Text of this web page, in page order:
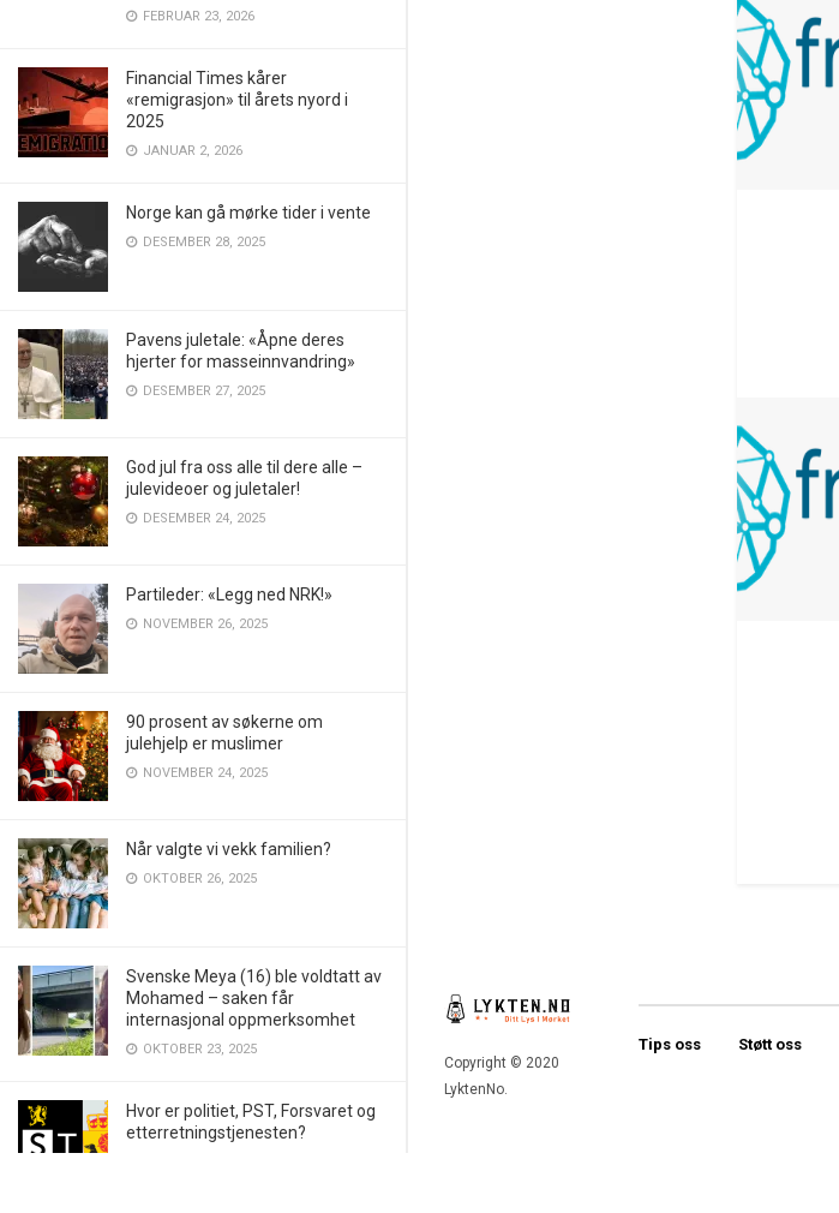
FEBRUAR 23, 2026
Financial Times kårer
«remigrasjon» til årets nyord i
2025
JANUAR 2, 2026
Norge kan gå mørke tider i vente
DESEMBER 28, 2025
Pavens juletale: «Åpne deres
hjerter for masseinnvandring»
DESEMBER 27, 2025
God jul fra oss alle til dere alle –
julevideoer og juletaler!
DESEMBER 24, 2025
Partileder: «Legg ned NRK!»
NOVEMBER 26, 2025
90 prosent av søkerne om
julehjelp er muslimer
NOVEMBER 24, 2025
Når valgte vi vekk familien?
OKTOBER 26, 2025
Svenske Meya (16) ble voldtatt av
Mohamed – saken får
internasjonal oppmerksomhet
OKTOBER 23, 2025
Hvor er politiet, PST, Forsvaret og
etterretningstjenesten?
Copyright © 2020
LyktenNo.
Tips oss Støtt oss